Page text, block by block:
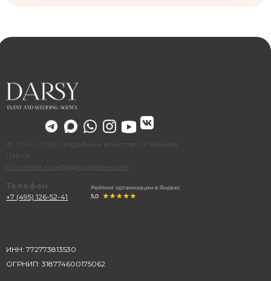
Телефон
+7 (495) 126-52-41
ИНН: 772773813530
ОГРНИП: 318774600175062
© 2014 - 2026 Свадебное агентство в Москве
Дарси
Политика конфиденциальности